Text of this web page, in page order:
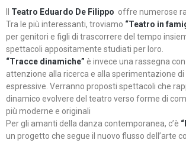
Teatro Eduardo De Filippo offre numerose
Tra le più interessanti, troviamo “Teatro in
per genitori e figli di trascorrere del tempo
spettacoli appositamente studiati per loro.
“Tracce dinamiche” è invece una rassegna
attenzione alla ricerca e alla sperimentazione
espressive. Verranno proposti spettacoli che
dinamico evolvere del teatro verso forme di
più moderne e originali
Per gli amanti della danza contemporanea, c’è
un progetto che segue il nuovo flusso dell’arte